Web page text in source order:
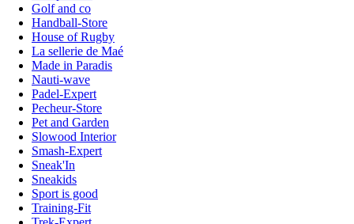
Golf and co
Handball-Store
House of Rugby
La sellerie de Maé
Made in Paradis
Nauti-wave
Padel-Expert
Pecheur-Store
Pet and Garden
Slowood Interior
Smash-Expert
Sneak'In
Sneakids
Sport is good
Training-Fit